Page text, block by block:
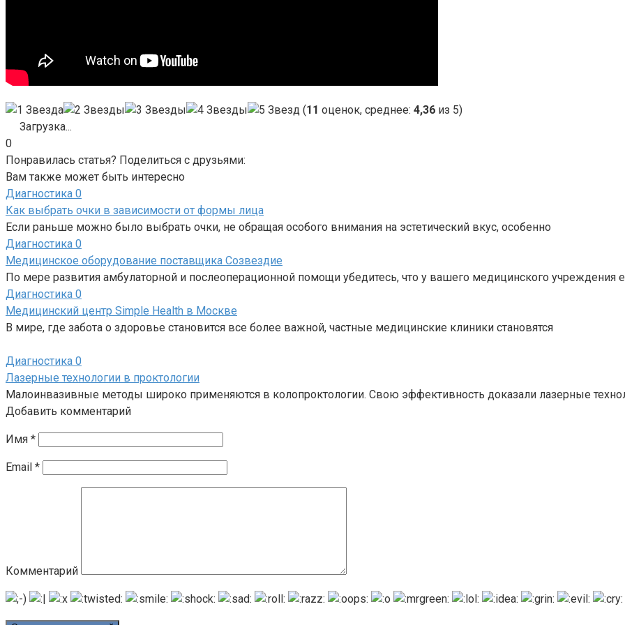
(11 оценок, среднее: 4,36 из 5)
Загрузка...
0
Понравилась статья? Поделиться с друзьями:
Вам также может быть интересно
Диагностика 0
Как выбрать очки в зависимости от формы лица
Если раньше можно было выбрать очки, не обращая особого внимания на эстетический вкус, особенно
Диагностика 0
Медицинское оборудование поставщика Созвездие
По мере развития амбулаторной и послеоперационной помощи убедитесь, что у вашего медицинского учреждения
Диагностика 0
Медицинский центр Simple Health в Москве
В мире, где забота о здоровье становится все более важной, частные медицинские клиники становятся
Диагностика 0
Лазерные технологии в проктологии
Малоинвазивные методы широко применяются в колопроктологии. Свою эффективность доказали лазерные
Добавить комментарий
Имя *
Email *
Комментарий